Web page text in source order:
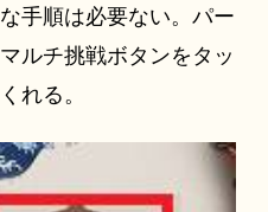
手順は必要ない。パー
ルチ挑戦ボタンをタッ
れる。